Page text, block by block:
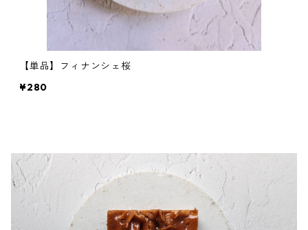
【単品】フィナンシェ桜
¥280